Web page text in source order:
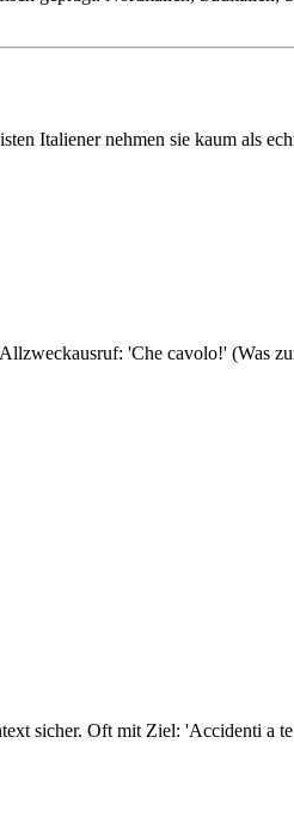
Italiener nehmen sie kaum als
'Che cavolo!' (Was
sicher. Oft mit Ziel: 'Accidenti a